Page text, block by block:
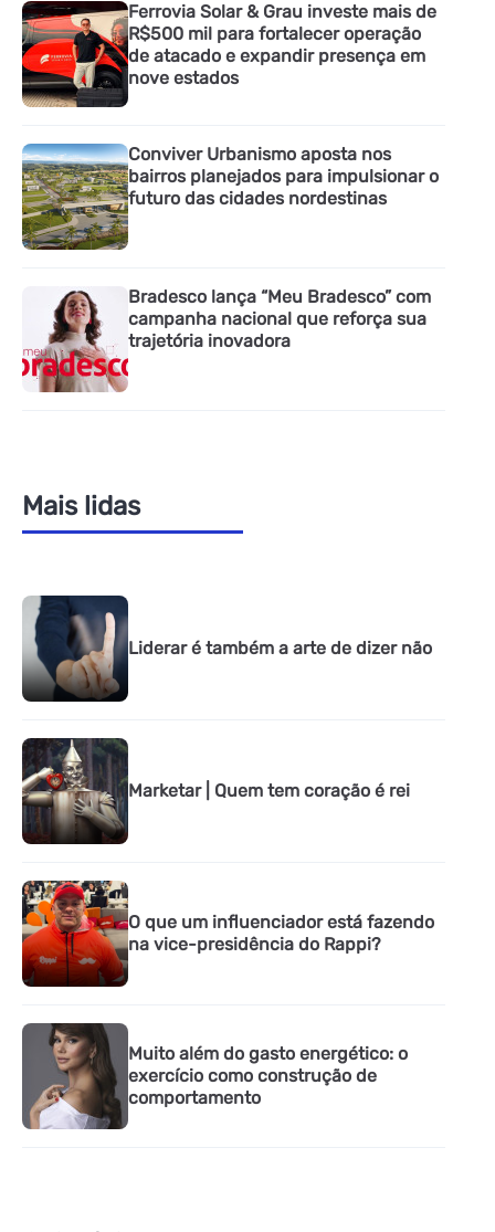
Ferrovia Solar & Grau investe mais de
R$500 mil para fortalecer operação
de atacado e expandir presença em
nove estados
Conviver Urbanismo aposta nos
bairros planejados para impulsionar o
futuro das cidades nordestinas
Bradesco lança “Meu Bradesco” com
campanha nacional que reforça sua
trajetória inovadora
Mais lidas
Liderar é também a arte de dizer não
Marketar | Quem tem coração é rei
O que um influenciador está fazendo
na vice-presidência do Rappi?
Muito além do gasto energético: o
exercício como construção de
comportamento